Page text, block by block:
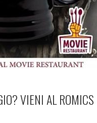
VIENI AL ROMICS